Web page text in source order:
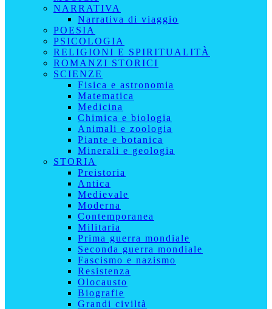
NARRATIVA
Narrativa di viaggio
POESIA
PSICOLOGIA
RELIGIONI E SPIRITUALITÀ
ROMANZI STORICI
SCIENZE
Fisica e astronomia
Matematica
Medicina
Chimica e biologia
Animali e zoologia
Piante e botanica
Minerali e geologia
STORIA
Preistoria
Antica
Medievale
Moderna
Contemporanea
Militaria
Prima guerra mondiale
Seconda guerra mondiale
Fascismo e nazismo
Resistenza
Olocausto
Biografie
Grandi civiltà